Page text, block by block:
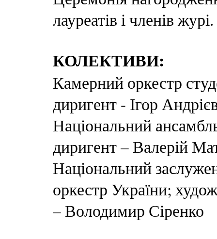
лауреатів і членів журі.
КОЛЕКТИВИ:
Камерний оркестр
диригент - Ігор
Національний
диригент – Валерій
Національний
оркестр України;
– Володимир Сіренко